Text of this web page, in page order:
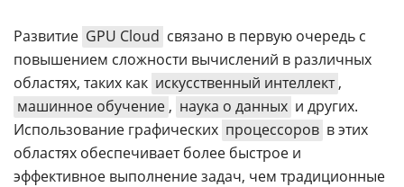
Контакты
Rutube
Развитие GPU Cloud связано в первую очередь с
повышением сложности вычислений в различных
областях, таких как искусственный интеллект ,
машинное обучение , наука о данных и других.
Использование графических процессоров в этих
областях обеспечивает более быстрое и
эффективное выполнение задач, чем традиционные